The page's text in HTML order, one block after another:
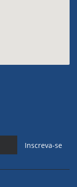
Inscreva-se